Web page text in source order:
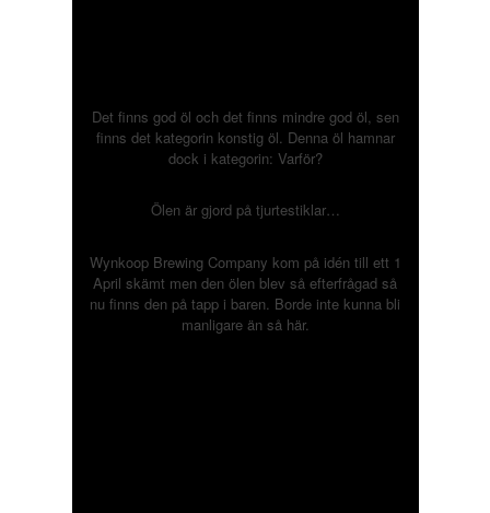
Det finns god öl och det finns mindre god öl, sen
finns det kategorin konstig öl. Denna öl hamnar
dock i kategorin: Varför?
Ölen är gjord på tjurtestiklar…
Wynkoop Brewing Company kom på idén till ett 1
April skämt men den ölen blev så efterfrågad så
nu finns den på tapp i baren. Borde inte kunna bli
manligare än så här.